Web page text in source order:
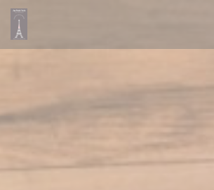
Personalizzazione delle tue scelte sui cookie